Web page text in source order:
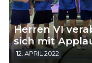
Herren VI
sich mit
12. APRIL 2022